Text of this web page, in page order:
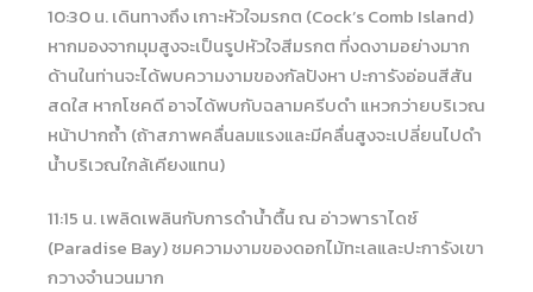
10:30 น. เดินทางถึง เกาะหัวใจมรกต (Cock’s Comb Island)
หากมองจากมุมสูงจะเป็นรูปหัวใจสีมรกต ที่งดงามอย่างมาก
ด้านในท่านจะได้พบความงามของกัลปังหา ปะการังอ่อนสีสัน
สดใส หากโชคดี อาจได้พบกับฉลามครีบดำ แหวกว่ายบริเวณ
หน้าปากถ้ำ (ถ้าสภาพคลื่นลมแรงและมีคลื่นสูงจะเปลี่ยนไปดำ
น้ำบริเวณใกล้เคียงแทน)
11:15 น. เพลิดเพลินกับการดำน้ำตื้น ณ อ่าวพาราไดซ์
(Paradise Bay) ชมความงามของดอกไม้ทะเลและปะการังเขา
กวางจำนวนมาก